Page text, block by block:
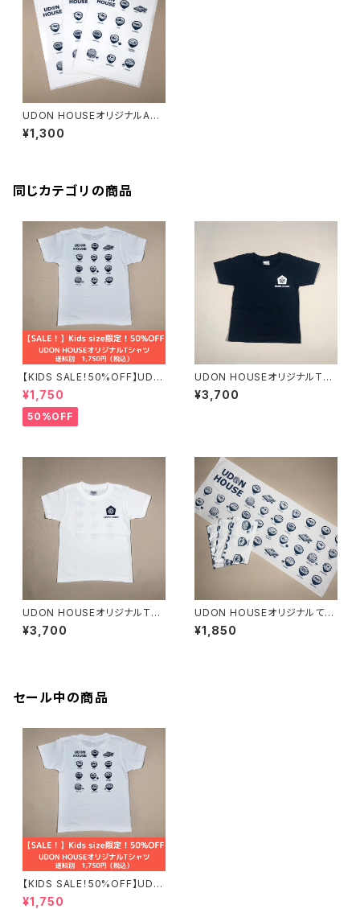
UDON HOUSEオリジナルA4
クリアファイル5枚セット
¥1,300
同じカテゴリの商品
【KIDS SALE！50%OFF】UDO
N HOUSEオリジナルTシャツ
¥1,750
50%OFF
UDON HOUSEオリジナルTシ
ャツ（紺）
¥3,700
UDON HOUSEオリジナルTシ
ャツ（白）
¥3,700
UDON HOUSEオリジナルてぬ
ぐい
¥1,850
セール中の商品
【KIDS SALE！50%OFF】UDO
N HOUSEオリジナルTシャツ
¥1,750